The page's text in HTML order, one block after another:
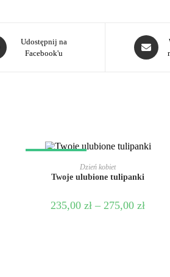
Udostępnij na
Facebook'u
WYBIERZ OPCJE
Dzień kobiet
Twoje ulubione tulipanki
235,00 zł – 275,00 zł